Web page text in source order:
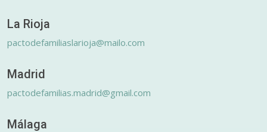
La Rioja
pactodefamiliaslarioja@mailo.com
Madrid
pactodefamilias.madrid@gmail.com
Málaga